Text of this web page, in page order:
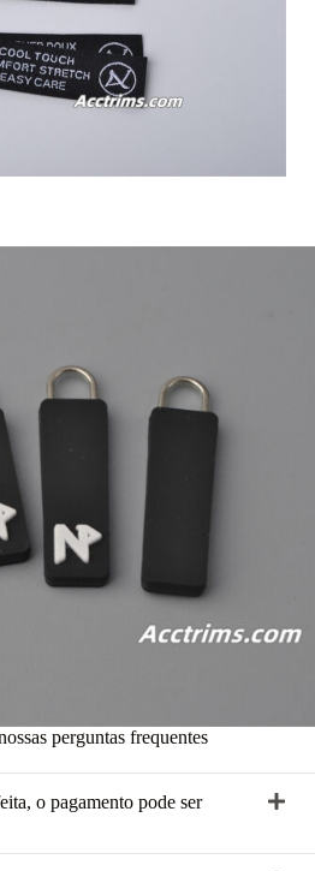
perguntas frequentes
o pagamento pode ser